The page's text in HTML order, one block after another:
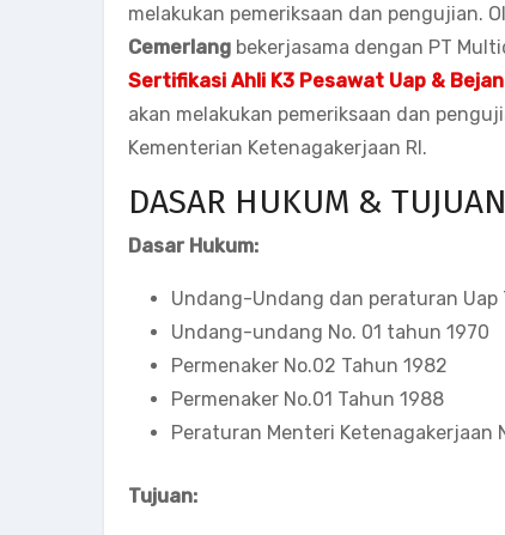
melakukan pemeriksaan dan pengujian.
Cemerlang bekerjasama dengan PT
Sertifikasi Ahli K3 Pesawat Uap &
akan melakukan pemeriksaan dan
Kementerian Ketenagakerjaan RI.
DASAR HUKUM & TUJUAN
Dasar Hukum:
Undang-Undang dan peraturan Uap
Undang-undang No. 01 tahun 1970
Permenaker No.02 Tahun 1982
Permenaker No.01 Tahun 1988
Peraturan Menteri Ketenagakerjaan
Tujuan: